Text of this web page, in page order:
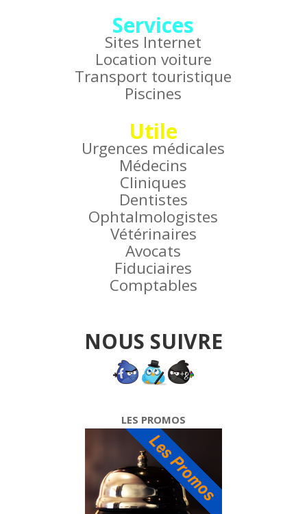
Services
Sites Internet
Location voiture
Transport touristique
Piscines
Utile
Urgences médicales
Médecins
Cliniques
Dentistes
Ophtalmologistes
Vétérinaires
Avocats
Fiduciaires
Comptables
NOUS SUIVRE
LES PROMOS